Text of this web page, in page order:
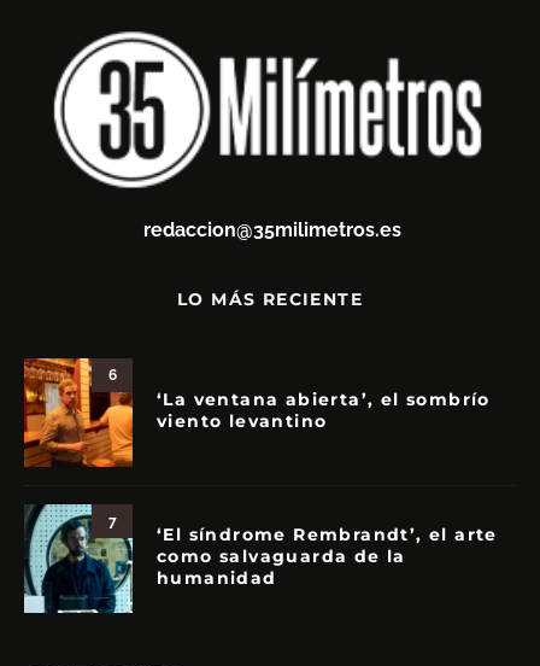
redaccion@35milimetros.es
LO MÁS RECIENTE
6
‘La ventana abierta’, el sombrío
viento levantino
7
‘El síndrome Rembrandt’, el arte
como salvaguarda de la
humanidad